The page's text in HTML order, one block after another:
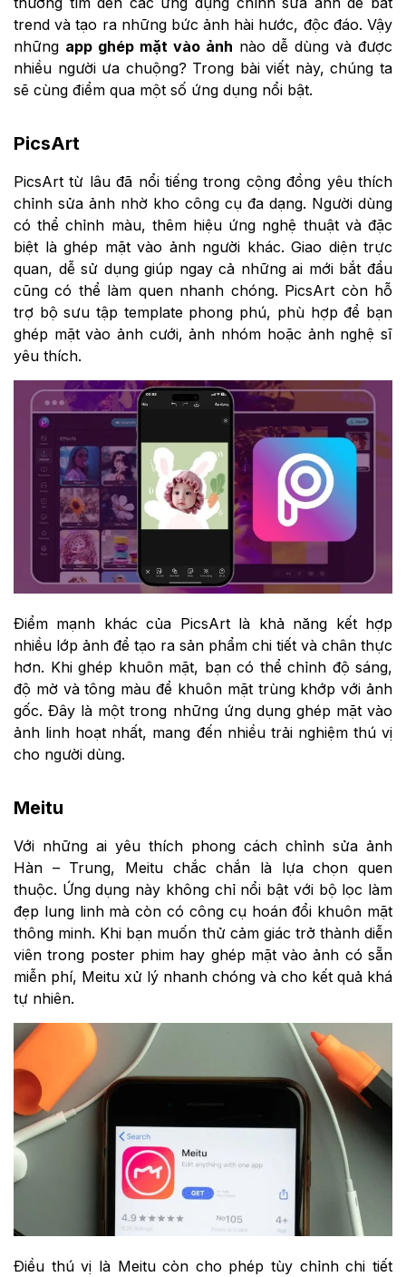
trend và tạo ra những bức ảnh hài hước, độc đáo. Vậy
những app ghép mặt vào ảnh nào dễ dùng và được
nhiều người ưa chuộng? Trong bài viết này, chúng ta
sẽ cùng điểm qua một số ứng dụng nổi bật.
PicsArt
PicsArt từ lâu đã nổi tiếng trong cộng đồng yêu thích
chỉnh sửa ảnh nhờ kho công cụ đa dạng. Người dùng
có thể chỉnh màu, thêm hiệu ứng nghệ thuật và đặc
biệt là ghép mặt vào ảnh người khác. Giao diện trực
quan, dễ sử dụng giúp ngay cả những ai mới bắt đầu
cũng có thể làm quen nhanh chóng. PicsArt còn hỗ
trợ bộ sưu tập template phong phú, phù hợp để bạn
ghép mặt vào ảnh cưới, ảnh nhóm hoặc ảnh nghệ sĩ
yêu thích.
Điểm mạnh khác của PicsArt là khả năng kết hợp
nhiều lớp ảnh để tạo ra sản phẩm chi tiết và chân thực
hơn. Khi ghép khuôn mặt, bạn có thể chỉnh độ sáng,
độ mờ và tông màu để khuôn mặt trùng khớp với ảnh
gốc. Đây là một trong những ứng dụng ghép mặt vào
ảnh linh hoạt nhất, mang đến nhiều trải nghiệm thú vị
cho người dùng.
Meitu
Với những ai yêu thích phong cách chỉnh sửa ảnh
Hàn – Trung, Meitu chắc chắn là lựa chọn quen
thuộc. Ứng dụng này không chỉ nổi bật với bộ lọc làm
đẹp lung linh mà còn có công cụ hoán đổi khuôn mặt
thông minh. Khi bạn muốn thử cảm giác trở thành diễn
viên trong poster phim hay ghép mặt vào ảnh có sẵn
miễn phí, Meitu xử lý nhanh chóng và cho kết quả khá
tự nhiên.
Điều thú vị là Meitu còn cho phép tùy chỉnh chi tiết